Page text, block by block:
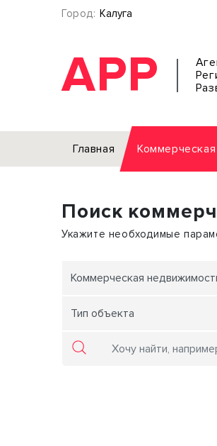
Город: Калуга
АРР
Главная
Офис
Торговое помещение
Склад
Поиск
Укажите необходимые
Коммерческая
Тип объекта